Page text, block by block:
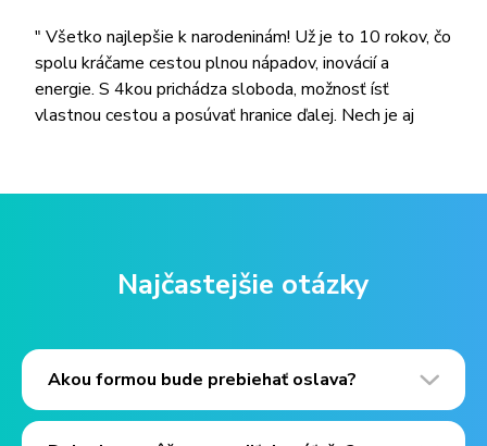
" Všetko najlepšie k narodeninám! Už je to 10 rokov, čo
spolu kráčame cestou plnou nápadov, inovácií a
energie. S 4kou prichádza sloboda, možnosť ísť
vlastnou cestou a posúvať hranice ďalej. Nech je aj
viac! "
deti. Sloboda ich spája, spokojnosť im dáva, voľbou
nekonečno úsmevy rozdáva.Veľa ďalších rôčkov, nech
tvári. Všetko najlepšie 4kári 🙂 "
úspechov, rastu a spolupráce. Ako pravá 4ka
Najčastejšie otázky
Akou formou bude prebiehať oslava?